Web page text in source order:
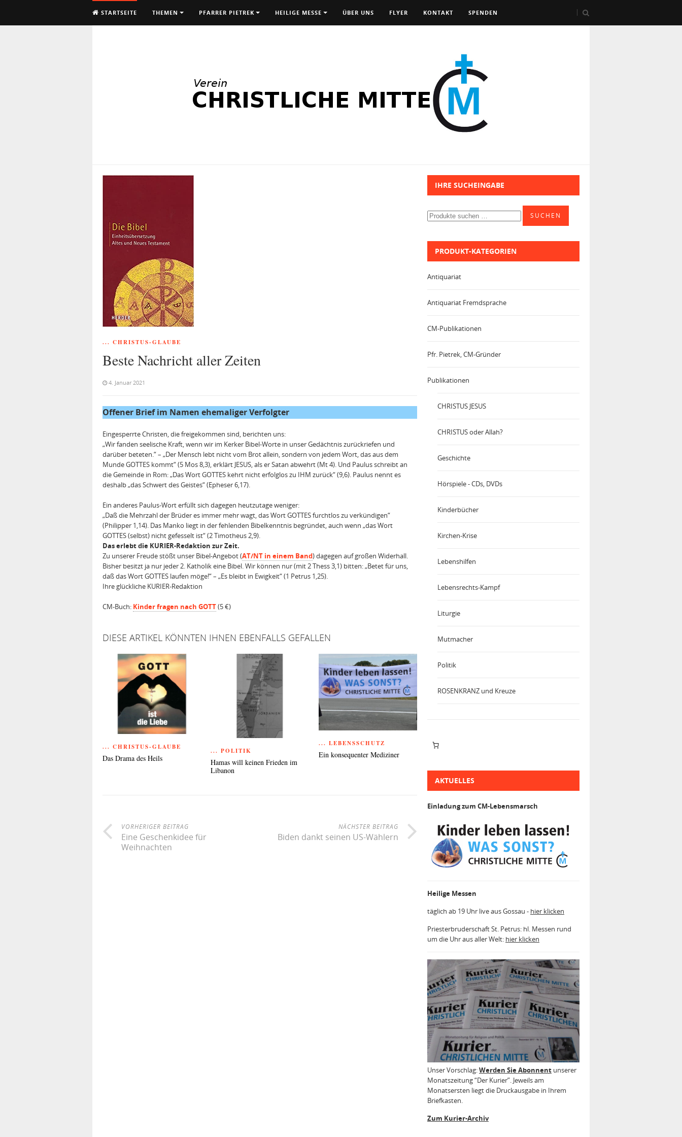
STARTSEITE THEMEN PFARRER PIETREK HEILIGE MESSE ÜBER UNS FLYER KONTAKT SPENDEN
... CHRISTUS-GLAUBE
Beste Nachricht aller Zeiten
4. Januar 2021
Offener Brief im Namen ehemaliger Verfolgter
Eingesperrte Christen, die freigekommen sind, berichten uns:
„Wir fanden seelische Kraft, wenn wir im Kerker Bibel-Worte in un­ser Gedächtnis zurückriefen und
darüber beteten.“ – „Der Mensch lebt nicht vom Brot allein, sondern von jedem Wort, das aus dem
Munde GOTTES kommt“ (5 Mos 8,3), erklärt JESUS, als er Satan abwehrt (Mt 4). Und Paulus schreibt an
die Gemeinde in Rom: „Das Wort GOTTES kehrt nicht erfolglos zu IHM zurück“ (9,6). Paulus nennt es
deshalb „das Schwert des Geistes“ (Epheser 6,17).
Ein anderes Paulus-Wort erfüllt sich dagegen heutzutage weniger:
„Daß die Mehrzahl der Brüder es immer mehr wagt, das Wort GOTTES furchtlos zu verkündigen“
(Philipper 1,14). Das Manko liegt in der fehlenden Bibelkenntnis begründet, auch wenn „das Wort
GOTTES (selbst) nicht gefesselt ist“ (2 Timotheus 2,9).
Das erlebt die KURIER-Redaktion zur Zeit.
Zu unserer Freude stößt unser Bibel-Angebot (AT/NT in einem Band) dagegen auf großen Widerhall.
Bisher besitzt ja nur jeder 2. Katholik eine Bibel. Wir können nur (mit 2 Thess 3,1) bitten: „Betet für uns,
daß das Wort GOTTES laufen möge!“ – „Es bleibt in Ewigkeit“ (1 Petrus 1,25).
Ihre glückliche KURIER-Redaktion
CM-Buch: Kinder fragen nach GOTT(5 €)
DIESE ARTIKEL KÖNNTEN IHNEN EBENFALLS GEFALLEN
... CHRISTUS-GLAUBE
Das Drama des Heils
... POLITIK
Hamas will keinen Frieden im
Libanon
... LEBENSSCHUTZ
Ein konsequenter Mediziner
VORHERIGER BEITRAG
Eine Geschenkidee für
Weihnachten
NÄCHSTER BEITRAG
Biden dankt seinen US-Wählern
IHRE SUCHEINGABE
Suchen
nach:
SUCHEN
PRODUKT-KATEGORIEN
Antiquariat
Antiquariat Fremdsprache
CM-Publikationen
Pfr. Pietrek, CM-Gründer
Publikationen
CHRISTUS JESUS
CHRISTUS oder Allah?
Geschichte
Hörspiele - CDs, DVDs
Kinderbücher
Kirchen-Krise
Lebenshilfen
Lebensrechts-Kampf
Liturgie
Mutmacher
Politik
ROSENKRANZ und Kreuze
AKTUELLES
Einladung zum CM-Lebensmarsch
Heilige Messen
täglich ab 19 Uhr live aus Gossau - hier klicken
Priesterbruderschaft St. Petrus: hl. Messen rund
um die Uhr aus aller Welt: hier klicken
Unser Vorschlag:Werden Sie Abonnent unserer
Monatszeitung “Der Kurier”. Jeweils am
Monatsersten liegt die Druckausgabe in Ihrem
Briefkasten.
Zum Kurier-Archiv